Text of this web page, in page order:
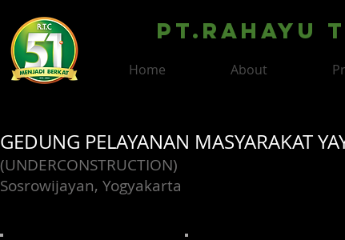
Home About
GEDUNG PELAYANAN MASYARAKAT
(UNDERCONSTRUCTION)
Sosrowijayan, Yogyakarta